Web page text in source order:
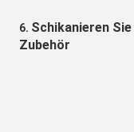
6. Schikanieren
Zubehör